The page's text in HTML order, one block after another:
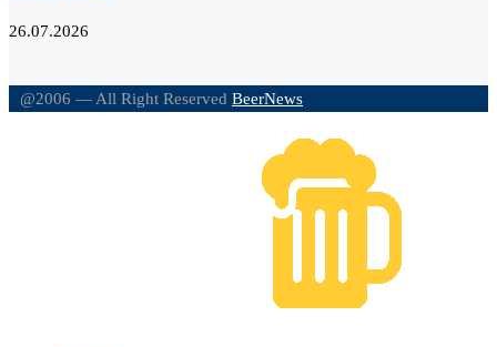
26.07.2026
@2006 — All Right Reserved BeerNews